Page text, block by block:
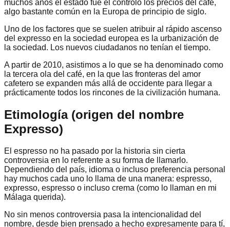
muchos años el estado fue el controló los precios del café,
algo bastante común en la Europa de principio de siglo.
Uno de los factores que se suelen atribuir al rápido ascenso
del expresso en la sociedad europea es la urbanización de
la sociedad. Los nuevos ciudadanos no tenían el tiempo.
A partir de 2010, asistimos a lo que se ha denominado como
la tercera ola del café, en la que las fronteras del amor
cafetero se expanden más allá de occidente para llegar a
prácticamente todos los rincones de la civilización humana.
Etimología (origen del nombre
Expresso)
El espresso no ha pasado por la historia sin cierta
controversia en lo referente a su forma de llamarlo.
Dependiendo del país, idioma o incluso preferencia personal
hay muchos cada uno lo llama de una manera: espresso,
expresso, espresso o incluso crema (como lo llaman en mi
Málaga querida).
No sin menos controversia pasa la intencionalidad del
nombre, desde bien prensado a hecho expresamente para tí,